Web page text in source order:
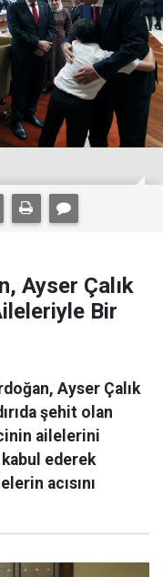
Ayser Çalık
Bir
Ayser Çalık
şehit olan
ailelerini
kabul ederek
acısını